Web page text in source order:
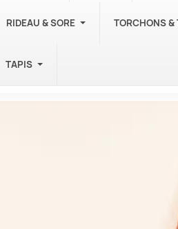
RIDEAU & SORE TORCHONS &
TAPIS